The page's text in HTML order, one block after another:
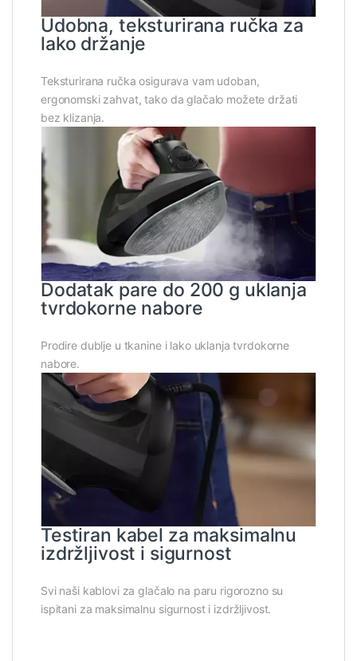
Udobna, teksturirana ručka za
lako držanje
Teksturirana ručka osigurava vam udoban,
ergonomski zahvat, tako da glačalo možete držati
bez klizanja.
Dodatak pare do 200 g uklanja
tvrdokorne nabore
Prodire dublje u tkanine i lako uklanja tvrdokorne
nabore.
Testiran kabel za maksimalnu
izdržljivost i sigurnost
Svi naši kablovi za glačalo na paru rigorozno su
ispitani za maksimalnu sigurnost i izdržljivost.